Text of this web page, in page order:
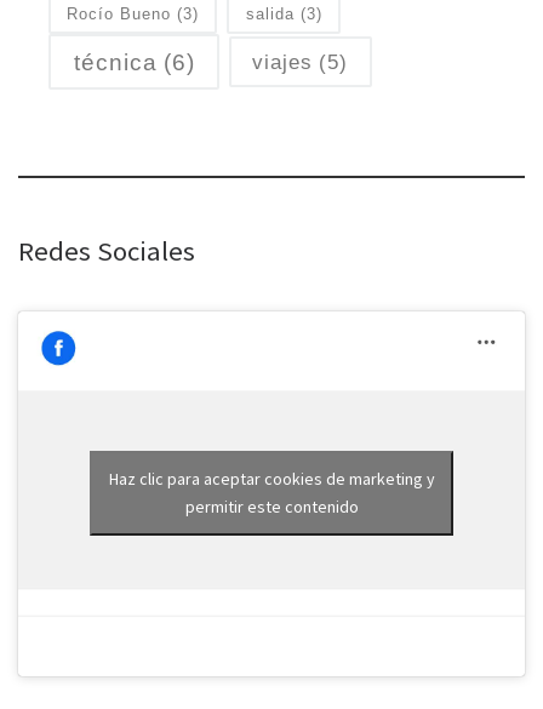
Rocío Bueno (3) salida (3)
técnica (6) viajes (5)
Redes Sociales
Haz clic para aceptar cookies de marketing y
permitir este contenido